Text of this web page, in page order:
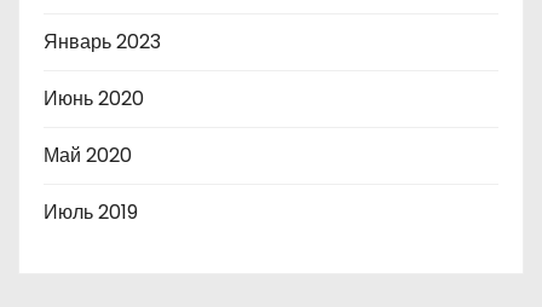
Январь 2023
Июнь 2020
Май 2020
Июль 2019